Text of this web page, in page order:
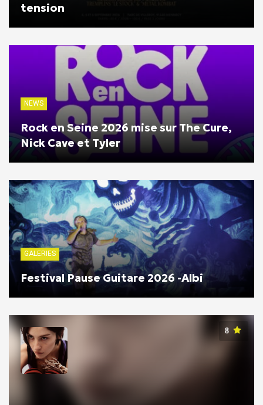
tension
NEWS
Rock en Seine 2026 mise sur The Cure,
Nick Cave et Tyler
GALERIES
Festival Pause Guitare 2026 -Albi
8